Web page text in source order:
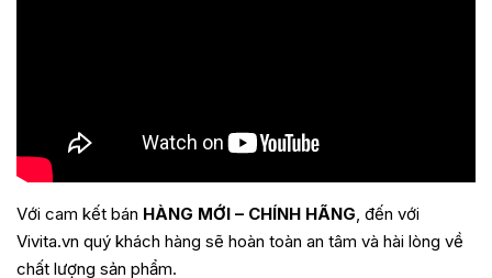
Với cam kết bán HÀNG MỚI – CHÍNH HÃNG, đến với
Vivita.vn quý khách hàng sẽ hoàn toàn an tâm và hài lòng về
chất lượng sản phẩm.